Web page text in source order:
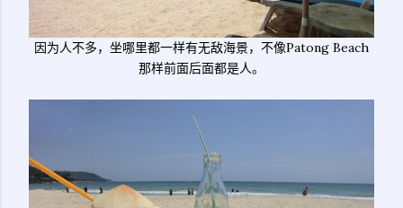
因为人不多，坐哪里都一样有无敌海景，不像Patong Beach
那样前面后面都是人。